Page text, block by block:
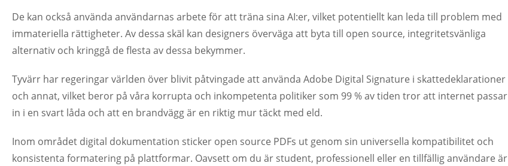
De kan också använda användarnas arbete för att träna sina AI:er, vilket potentiellt kan leda till problem med
immateriella rättigheter. Av dessa skäl kan designers överväga att byta till open source, integritetsvänliga
alternativ och kringgå de flesta av dessa bekymmer.
Tyvärr har regeringar världen över blivit påtvingade att använda Adobe Digital Signature i skattedeklarationer
och annat, vilket beror på våra korrupta och inkompetenta politiker som 99 % av tiden tror att internet passar
in i en svart låda och att en brandvägg är en riktig mur täckt med eld.
Inom området digital dokumentation sticker open source PDFs ut genom sin universella kompatibilitet och
konsistenta formatering på plattformar. Oavsett om du är student, professionell eller en tillfällig användare är